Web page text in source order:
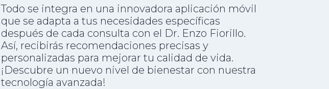
Todo se integra en una innovadora aplicación móvil
que se adapta a tus necesidades específicas
después de cada consulta con el Dr. Enzo Fiorillo.
Así, recibirás recomendaciones precisas y
personalizadas para mejorar tu calidad de vida.
¡Descubre un nuevo nivel de bienestar con nuestra
tecnología avanzada!